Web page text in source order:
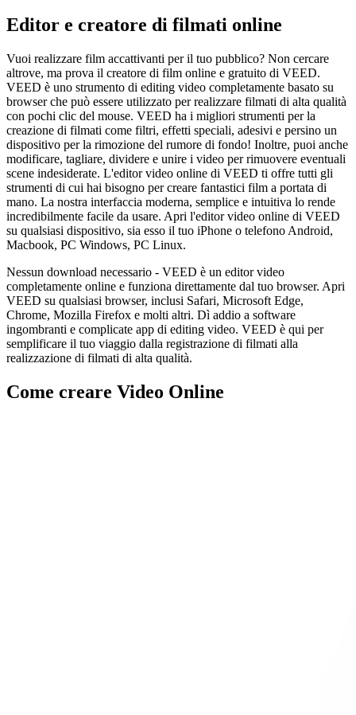
Editor e creatore di filmati online
Vuoi realizzare film accattivanti per il tuo pubblico? Non cercare
altrove, ma prova il creatore di film online e gratuito di VEED.
VEED è uno strumento di editing video completamente basato su
browser che può essere utilizzato per realizzare filmati di alta qualità
con pochi clic del mouse. VEED ha i migliori strumenti per la
creazione di filmati come filtri, effetti speciali, adesivi e persino un
dispositivo per la rimozione del rumore di fondo! Inoltre, puoi anche
modificare, tagliare, dividere e unire i video per rimuovere eventuali
scene indesiderate. L'editor video online di VEED ti offre tutti gli
strumenti di cui hai bisogno per creare fantastici film a portata di
mano. La nostra interfaccia moderna, semplice e intuitiva lo rende
incredibilmente facile da usare. Apri l'editor video online di VEED
su qualsiasi dispositivo, sia esso il tuo iPhone o telefono Android,
Macbook, PC Windows, PC Linux.
Nessun download necessario - VEED è un editor video
completamente online e funziona direttamente dal tuo browser. Apri
VEED su qualsiasi browser, inclusi Safari, Microsoft Edge,
Chrome, Mozilla Firefox e molti altri. Dì addio a software
ingombranti e complicate app di editing video. VEED è qui per
semplificare il tuo viaggio dalla registrazione di filmati alla
realizzazione di filmati di alta qualità.
Come creare Video Online